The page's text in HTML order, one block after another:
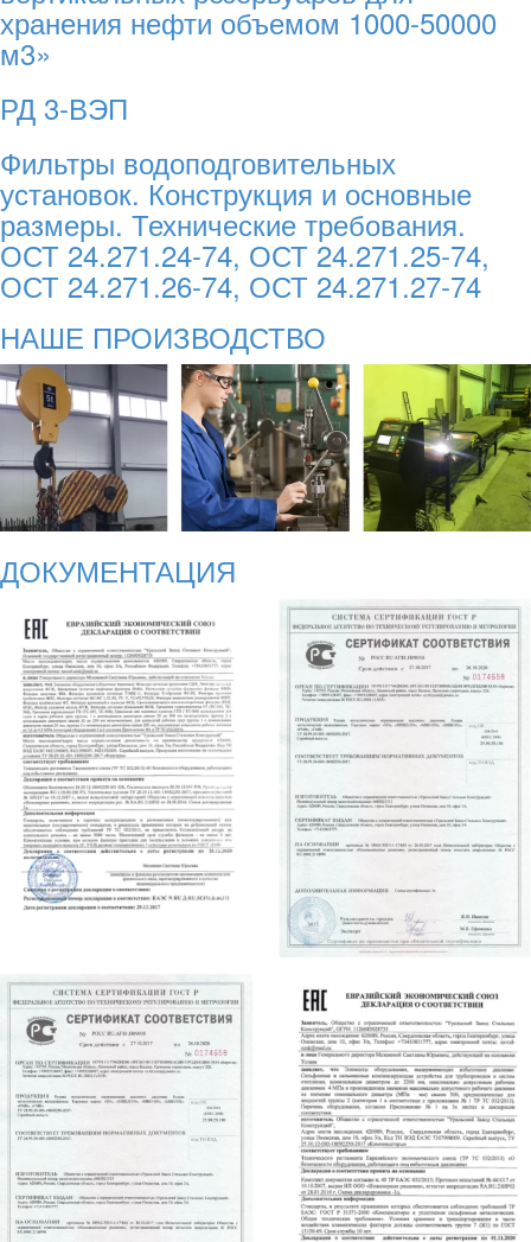
хранения нефти объемом 1000-50000
м3»
РД 3-ВЭП
Фильтры водоподговительных
установок. Конструкция и основные
размеры. Технические требования.
ОСТ 24.271.24-74, ОСТ 24.271.25-74,
ОСТ 24.271.26-74, ОСТ 24.271.27-74
НАШЕ ПРОИЗВОДСТВО
ДОКУМЕНТАЦИЯ